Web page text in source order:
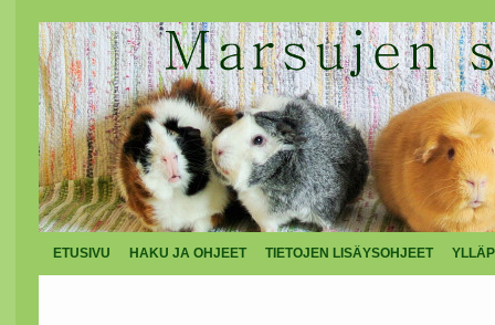
ETUSIVU HAKU JA OHJEET TIETOJEN LISÄYSOHJEET